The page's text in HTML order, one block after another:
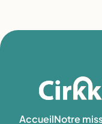
AccueilNotre